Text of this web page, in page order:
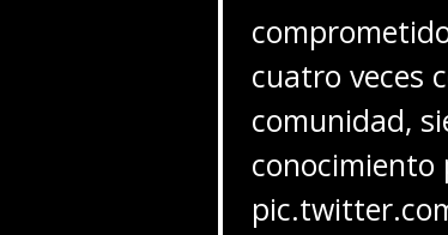
cuatro veces
comunidad,
conocimiento